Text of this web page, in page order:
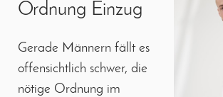
Ordnung Einzug
Gerade Männern fällt es
offensichtlich schwer, die
nötige Ordnung im